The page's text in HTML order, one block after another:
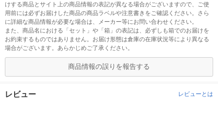
けする商品とサイト上の商品情報の表記が異なる場合がございますので、ご使
用前には必ずお届けした商品の商品ラベルや注意書きをご確認ください。さら
に詳細な商品情報が必要な場合は、メーカー等にお問い合わせください。
また、商品名における「セット」や「箱」の表記は、必ずしも箱でのお届けを
お約束するものではありません。お届け形態は倉庫の在庫状況等により異なる
場合がございます。あらかじめご了承ください。
商品情報の誤りを報告する
レビュー レビューとは